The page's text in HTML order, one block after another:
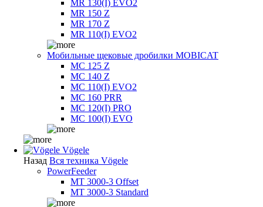
MR 130(I) EVO2
MR 150 Z
MR 170 Z
MR 110(I) EVO2
Мобильные щековые дробилки MOBICAT
MC 125 Z
MC 140 Z
MC 110(I) EVO2
MC 160 PRR
MC 120(I) PRO
MC 100(I) EVO
Vögele
Назад Вся техника Vögele
PowerFeeder
MT 3000-3 Offset
MT 3000-3 Standard